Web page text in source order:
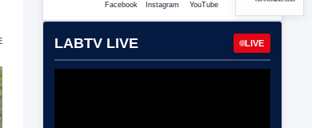
Facebook Instagram YouTube
LABTV LIVE LIVE